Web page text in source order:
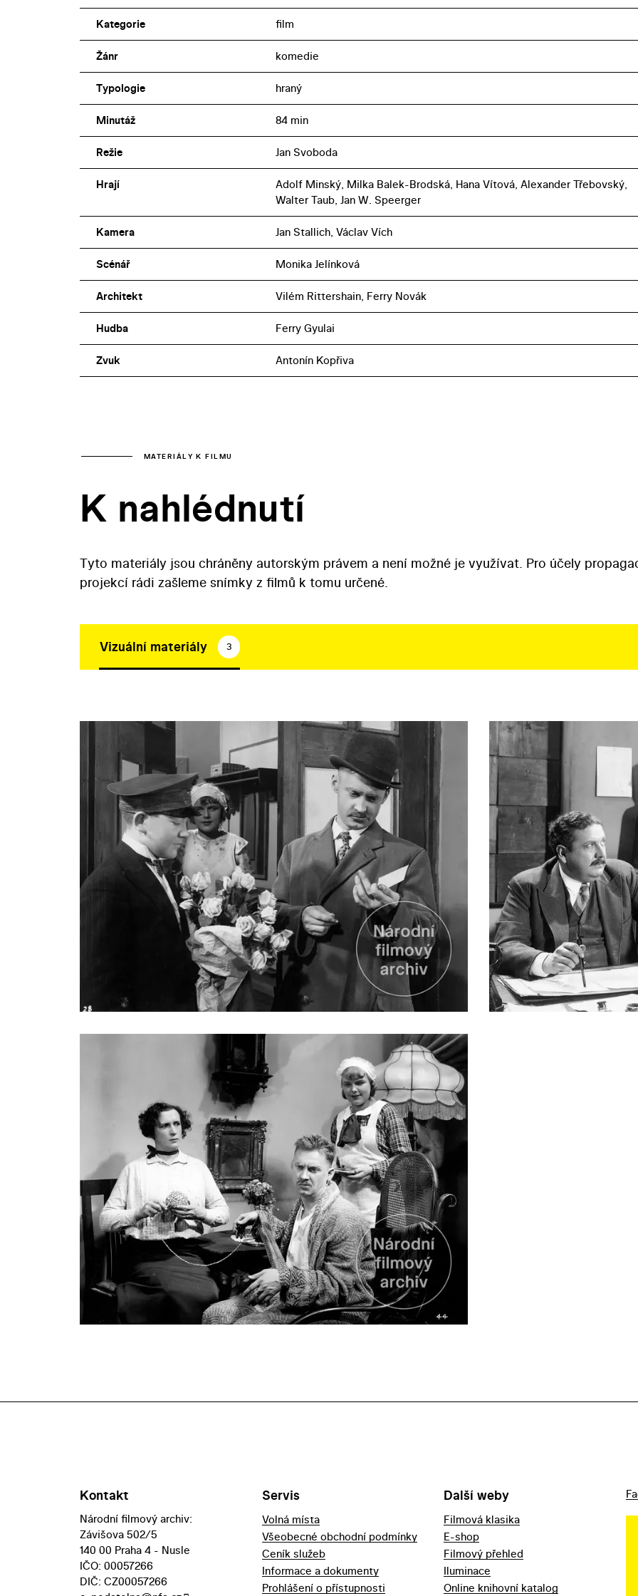
Kategorie film
Žánr komedie
Typologie hraný
Minutáž 84 min
Režie Jan Svoboda
Hrají
Adolf Minský, Milka Balek-Brodská, Hana Vítová, Alexander Třebovský,
Walter Taub, Jan W. Speerger
Kamera Jan Stallich, Václav Vích
Scénář Monika Jelínková
Architekt Vilém Rittershain, Ferry Novák
Hudba Ferry Gyulai
Zvuk Antonín Kopřiva
MATERIÁLY K FILMU
K nahlédnutí
Tyto materiály jsou chráněny autorským právem a není možné je využívat. Pro účely
projekcí rádi zašleme snímky z filmů k tomu určené.
Vizuální materiály 3
Kontakt
Národní filmový archiv:
Závišova 502/5
140 00 Praha 4 - Nusle
IČO: 00057266
DIČ: CZ00057266
Servis
Volná místa
Všeobecné obchodní podmínky
Ceník služeb
Informace a dokumenty
Prohlášení o přístupnosti
Další weby
Filmová klasika
E-shop
Filmový přehled
Iluminace
Online knihovní katalog